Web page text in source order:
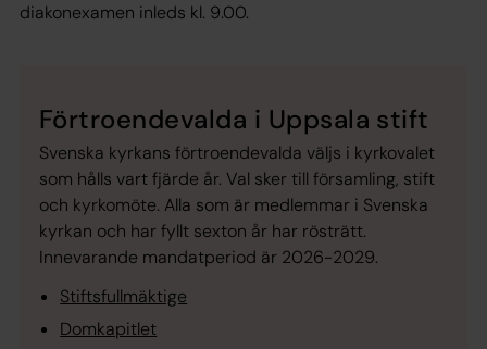
diakonexamen inleds kl. 9.00.
Förtroendevalda i Uppsala stift
Svenska kyrkans förtroendevalda väljs i kyrkovalet
som hålls vart fjärde år. Val sker till församling, stift
och kyrkomöte. Alla som är medlemmar i Svenska
kyrkan och har fyllt sexton år har rösträtt.
Innevarande mandatperiod är 2026-2029.
Stiftsfullmäktige
Domkapitlet